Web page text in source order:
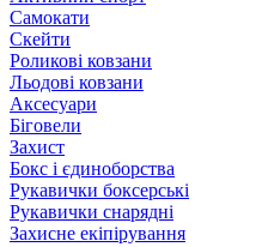
Самокати
Скейти
Роликові ковзани
Льодові ковзани
Аксесуари
Біговели
Захист
Бокс і єдиноборства
Рукавички боксерські
Рукавички снарядні
Захисне екіпірування